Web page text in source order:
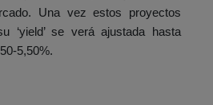
Una vez estos proyectos
‘yield’ se verá ajustada hasta
5,50%.